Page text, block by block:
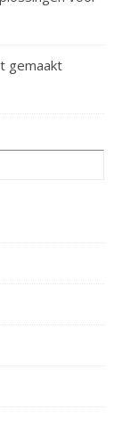
gemaakt